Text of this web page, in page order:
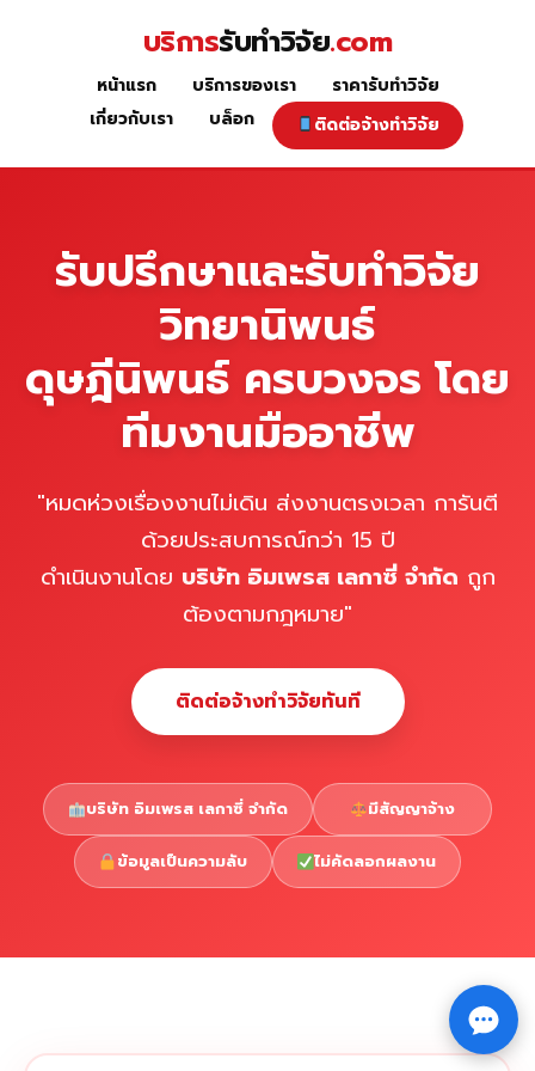
หน้าแรก
Copyright © 2026 รับทำวิจัย รับทำวิทยานิพนธ์ รับทำ⇧
บริการรับทำวิจัย.com
หน้าแรก บริการของเรา
ราคารับทำวิจัย
เกี่ยวกับเรา
บล็อก ติดต่อจ้างทำวิจัย
รับปรึกษาและรับทำวิจัย
วิทยานิพนธ์
ดุษฎีนิพนธ์ ครบวงจร โดย
ทีมงานมืออาชีพ
"หมดห่วงเรื่องงานไม่เดิน ส่งงานตรงเวลา การันตี
ด้วยประสบการณ์กว่า 15 ปี
ดำเนินงานโดย บริษัท อิมเพรส เลกาซี่ จำกัด ถูก
ต้องตามกฎหมาย"
ติดต่อจ้างทำวิจัยทันที
บริษัท อิมเพรส เลกาซี่ จำกัด มีสัญญาจ้าง
ข้อมูลเป็นความลับ ไม่คัดลอกผลงาน